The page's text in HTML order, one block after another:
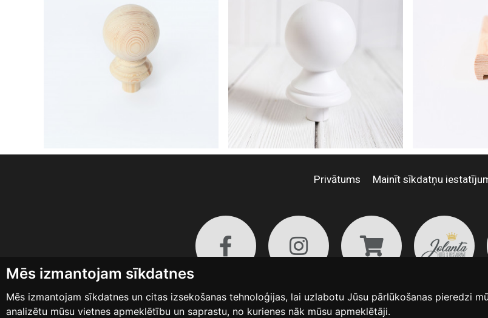
Mēs izmantojam sīkdatnes
Mēs izmantojam sīkdatnes un citas izsekošanas tehnoloģijas, lai uzlabotu Jūsu pārlūkošanas pieredzi
analizētu mūsu vietnes apmeklētību un saprastu, no kurienes nāk mūsu apmeklētāji.
Privātums Mainīt sīkdatņu
JM Grupa © 2026